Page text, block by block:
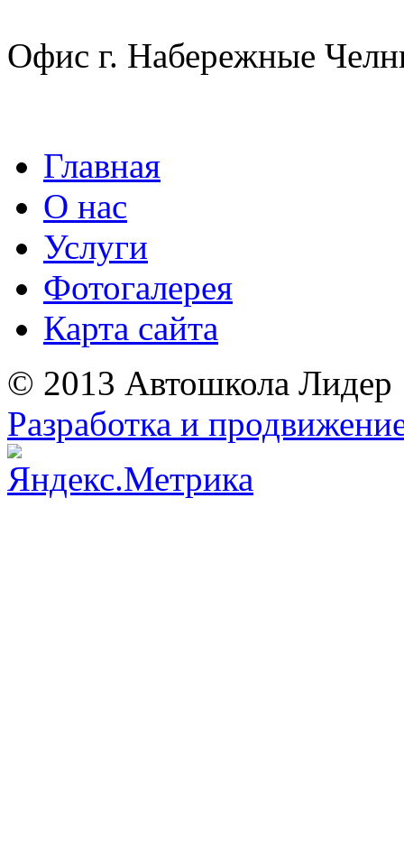
Офис г. Набережные
Главная
О нас
Услуги
Фотогалерея
Карта сайта
© 2013 Автошкола Лидер
Разработка и